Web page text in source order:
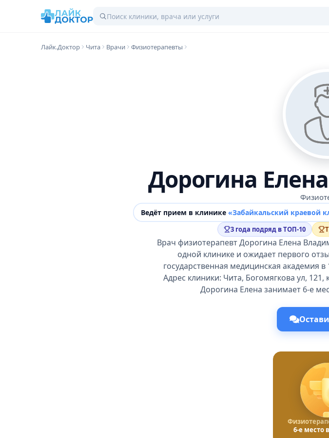
Лайк.Доктор Чита Врачи Физиотерапевты
Дорогина
Ведёт прием в клинике «Забайкальский краевой
3 года подряд в ТОП-10
Врач физиотерапевт Дорогина Елена
одной клинике и ожидает первого
государственная медицинская академия
Адрес клиники: Чита, Богомягкова ул,
Дорогина Елена занимает 6-е
6-е место